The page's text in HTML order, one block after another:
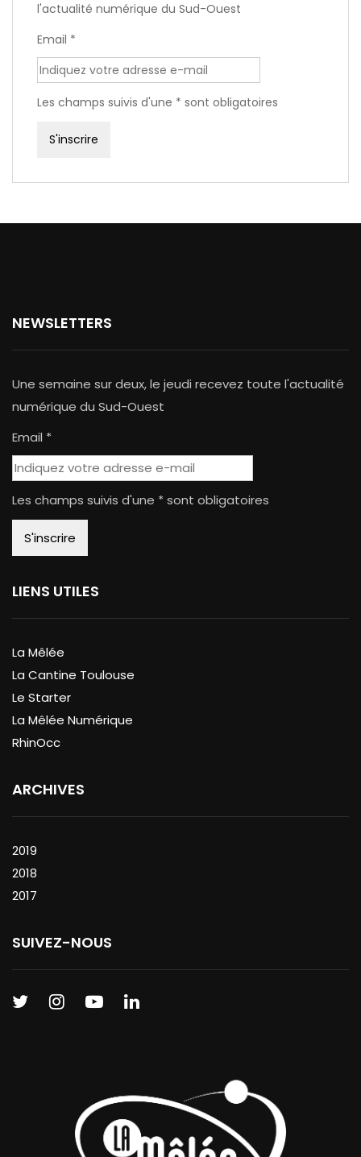
l'actualité numérique du Sud-Ouest
Email *
Les champs suivis d'une * sont obligatoires
NEWSLETTERS
Une semaine sur deux, le jeudi recevez toute l'actualité
numérique du Sud-Ouest
Email *
Les champs suivis d'une * sont obligatoires
LIENS UTILES
La Mêlée
La Cantine Toulouse
Le Starter
La Mêlée Numérique
RhinOcc
ARCHIVES
2019
2018
2017
SUIVEZ-NOUS